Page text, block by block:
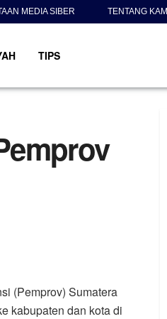
MEDIA SIBER TENTANG KAMI
TIPS
(Pemprov) Sumatera
kabupaten dan kota di